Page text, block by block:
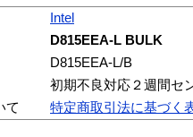
Intel
D815EEA-L BULK
D815EEA-L/B
初期不良対応２週間セ
て
特定商取引法に基づく